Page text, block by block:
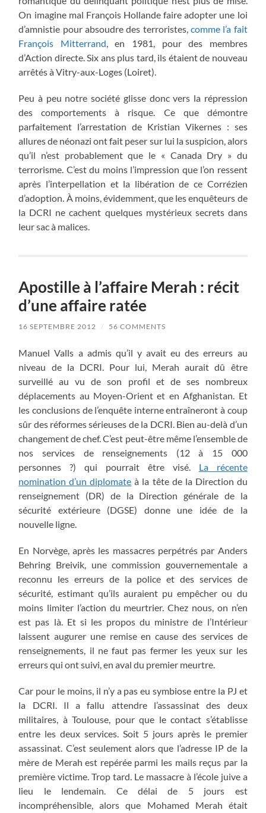
On imagine mal François Hollande faire adopter une loi
d’amnistie pour absoudre des terroristes,comme l’a fait
François Mitterrand, en 1981, pour des membres
d’Action directe. Six ans plus tard, ils étaient de nouveau
arrêtés à Vitry-aux-Loges (Loiret).
Peu à peu notre société glisse donc vers la répression
des comportements à risque. Ce que démontre
parfaitement l’arrestation de Kristian Vikernes : ses
allures de néonazi ont fait peser sur lui la suspicion, alors
qu’il n’est probablement que le « Canada Dry » du
terrorisme. C’est du moins l’impression que l’on ressent
après l’interpellation et la libération de ce Corrézien
d’adoption. À moins, évidemment, que les enquêteurs de
la DCRI ne cachent quelques mystérieux secrets dans
leur sac à malices.
Apostille à l’affaire Merah : récit
d’une affaire ratée
16 SEPTEMBRE 2012 / 56 COMMENTS
Manuel Valls a admis qu’il y avait eu des erreurs au
niveau de la DCRI. Pour lui, Merah aurait dû être
surveillé au vu de son profil et de ses nombreux
déplacements au Moyen-Orient et en Afghanistan. Et
les conclusions de l’enquête interne entraîneront à coup
sûr des réformes sérieuses de la DCRI. Bien au-delà d’un
changement de chef. C’est peut-être même l’ensemble de
nos services de renseignements (12 à 15 000
personnes ?) qui pourrait être visé. La récente
nomination d’un diplomate à la tête de la Direction du
renseignement (DR) de la Direction générale de la
sécurité extérieure (DGSE) donne une idée de la
nouvelle ligne.
En Norvège, après les massacres perpétrés par Anders
Behring Breivik, une commission gouvernementale a
reconnu les erreurs de la police et des services de
sécurité, estimant qu’ils auraient pu empêcher ou du
moins limiter l’action du meurtrier. Chez nous, on n’en
est pas là. Et si les propos du ministre de l’Intérieur
laissent augurer une remise en cause des services de
renseignements, il ne faut pas fermer les yeux sur les
erreurs qui ont suivi, en aval du premier meurtre.
Car pour le moins, il n’y a pas eu symbiose entre la PJ et
la DCRI. Il a fallu attendre l’assassinat des deux
militaires, à Toulouse, pour que le contact s’établisse
entre les deux services. Soit 5 jours après le premier
assassinat. C’est seulement alors que l’adresse IP de la
mère de Merah est repérée parmi les mails reçus par la
première victime. Trop tard. Le massacre à l’école juive a
lieu le lendemain. Ce délai de 5 jours est
incompréhensible, alors que Mohamed Merah était